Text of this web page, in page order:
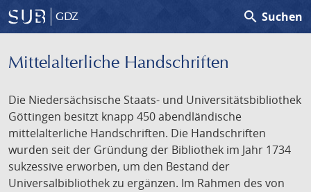
GDZ search Suchen
Mittelalterliche Handschriften
Die Niedersächsische Staats- und Universitätsbibliothek
Göttingen besitzt knapp 450 abendländische
mittelalterliche Handschriften. Die Handschriften
wurden seit der Gründung der Bibliothek im Jahr 1734
sukzessive erworben, um den Bestand der
Universalbibliothek zu ergänzen. Im Rahmen des von